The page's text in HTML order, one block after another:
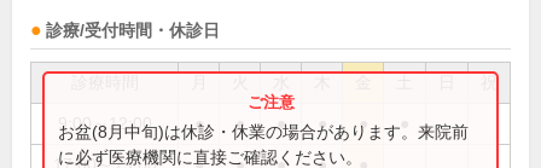
診療/受付時間・休診日
祝
9:00～12:00 ● ● ● ● ●
お盆(8月中旬)は休診・休業の場合があります。来院前
に必ず医療機関に直接ご確認ください。